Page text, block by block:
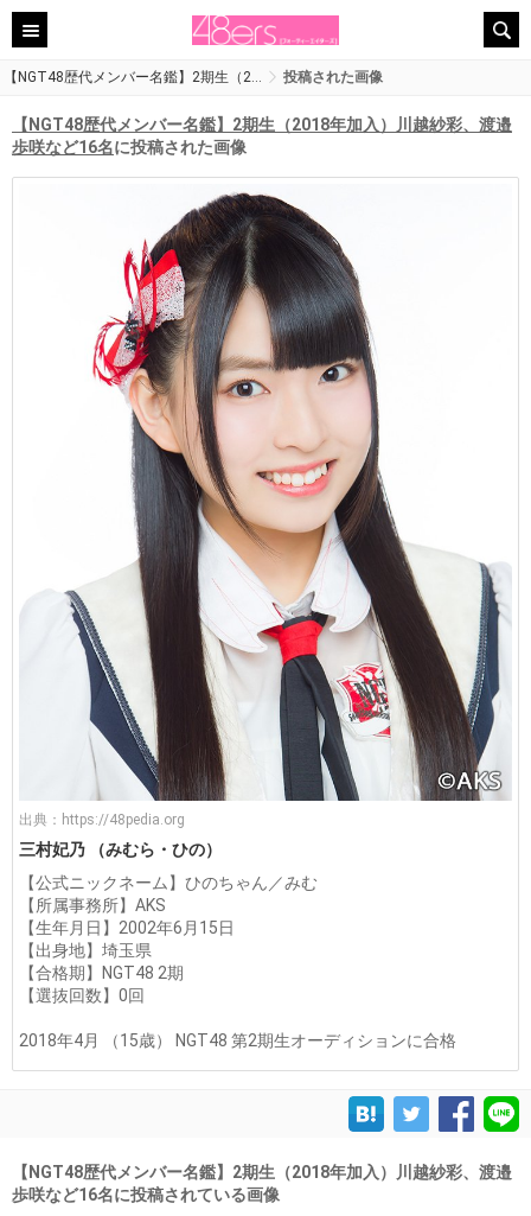
【NGT48歴代メンバー名鑑】2期生（2… 投稿された画像
【NGT48歴代メンバー名鑑】2期生（2018年加入）川越紗彩、渡邉
歩咲など16名に投稿された画像
出典： https://48pedia.org
三村妃乃 （みむら・ひの）
【公式ニックネーム】ひのちゃん／みむ
【所属事務所】AKS
【生年月日】2002年6月15日
【出身地】埼玉県
【合格期】NGT48 2期
【選抜回数】0回
2018年4月 （15歳） NGT48 第2期生オーディションに合格
【NGT48歴代メンバー名鑑】2期生（2018年加入）川越紗彩、渡邉
歩咲など16名に投稿されている画像